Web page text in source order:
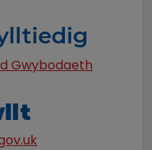
Gwybodaeth